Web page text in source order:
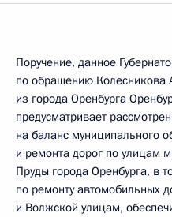
Поручение, данное
по обращению Колесникова
из города Оренбурга
предусматривает
на баланс муниципального
и ремонта дорог по улицам
Пруды города Оренбурга, в
по ремонту автомобильных
и Волжской улицам,